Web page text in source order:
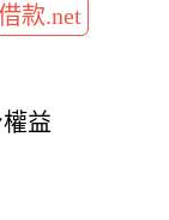
款.net
益